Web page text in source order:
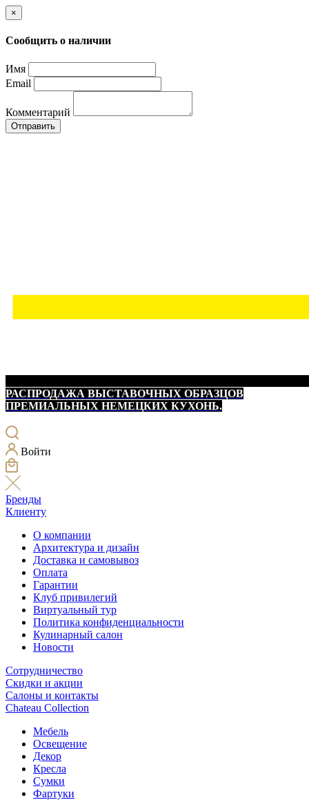
×
Сообщить о наличии
Имя
Email
Комментарий
Отправить
РАСПРОДАЖА ВЫСТАВОЧНЫХ ОБРАЗЦОВ
ПРЕМИАЛЬНЫХ НЕМЕЦКИХ КУХОНЬ.
Войти
Бренды
Клиенту
О компании
Архитектура и дизайн
Доставка и самовывоз
Оплата
Гарантии
Клуб привилегий
Виртуальный тур
Политика конфиденциальности
Кулинарный салон
Новости
Сотрудничество
Скидки и акции
Салоны и контакты
Chateau Collection
Мебель
Освещение
Декор
Кресла
Сумки
Фартуки